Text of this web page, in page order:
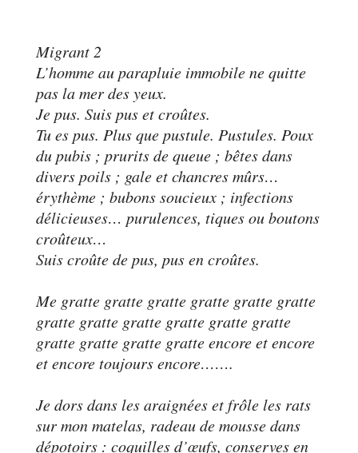
Migrant 2
L’homme au parapluie immobile ne quitte
pas la mer des yeux.
Je pus. Suis pus et croûtes.
Tu es pus. Plus que pustule. Pustules. Poux
du pubis ; prurits de queue ; bêtes dans
divers poils ; gale et chancres mûrs…
érythème ; bubons soucieux ; infections
délicieuses… purulences, tiques ou boutons
croûteux…
Suis croûte de pus, pus en croûtes.
Me gratte gratte gratte gratte gratte gratte
gratte gratte gratte gratte gratte gratte
gratte gratte gratte gratte encore et encore
et encore toujours encore…….
Je dors dans les araignées et frôle les rats
sur mon matelas, radeau de mousse dans
dépotoirs : coquilles d’œufs, conserves en